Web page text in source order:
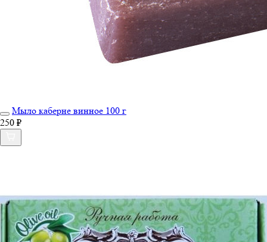
Мыло каберне винное 100 г
250 ₽